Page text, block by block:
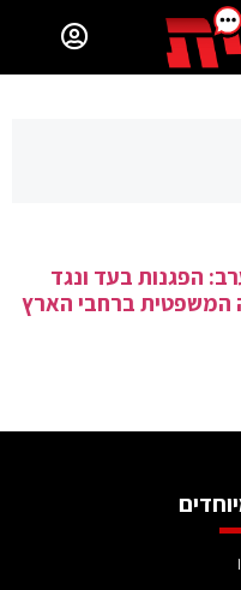
הפגנות בעד ונגד
המשפטית ברחבי הארץ